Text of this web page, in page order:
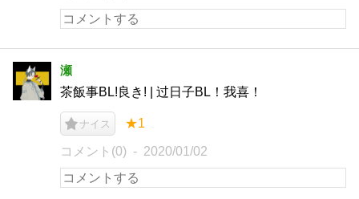
瀬
茶飯事BL!良き! | 过日子BL！我喜！
ナイス ★1
コメント(0) 2020/01/02